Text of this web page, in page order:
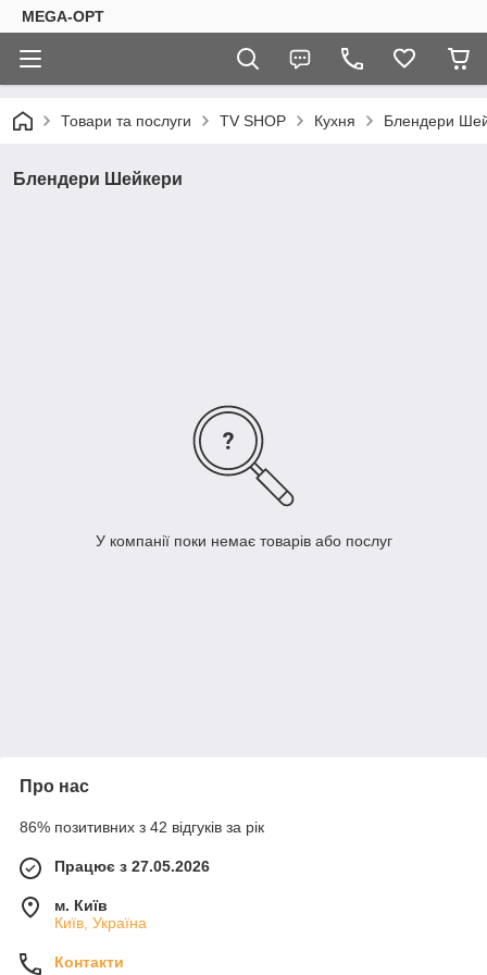
MEGA-OPT
Товари та послуги TV SHOP Кухня Блендери
Блендери Шейкери
У компанії поки немає товарів або послуг
Про нас
86% позитивних з 42 відгуків за рік
Працює з 27.05.2026
м. Київ
Київ, Україна
Контакти